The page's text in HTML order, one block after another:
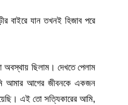
বাইরে যান তখনই হিজাব পরে
ছিলাম। দেখতে পেলাম
আমার আগের জীবনকে একজন
এই তো সত্যিকারের আমি,